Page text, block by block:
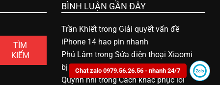
TÌM
KIẾM
BÌNH LUẬN GẦN ĐÂY
Trần Khiếttrong Giải quyết vấn đề
iPhone 14 hao pin nhanh
Phú Lâm trong Sửa điện thoại Xiaomi
bị vô nước bao nhiêu tiền
Quỳnh nhitrongCách khắc phục lỗi
Chat zalo 0979.56.26.56 - nhanh 24/7